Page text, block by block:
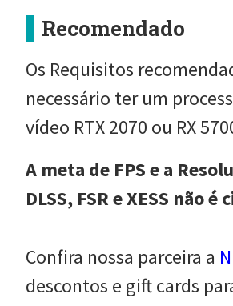
Recomendado
Os Requisitos
necessário ter um
vídeo RTX 2070 ou RX
A meta de FPS e a
DLSS, FSR e XESS não é
Confira nossa parceira a
descontos e gift cards